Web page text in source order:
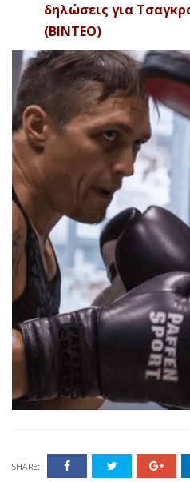
δηλώσεις για
(ΒΙΝΤΕΟ)
SHARE: